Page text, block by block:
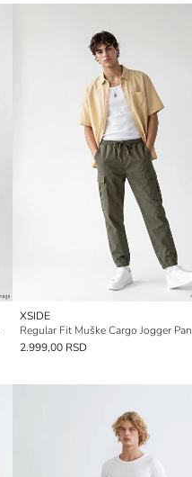
XSIDE
2.999,00 RSD